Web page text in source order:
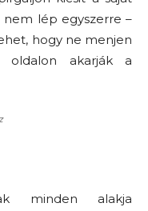
nem lép egyszerre –
hogy ne menjen
akarják a
minden alakja